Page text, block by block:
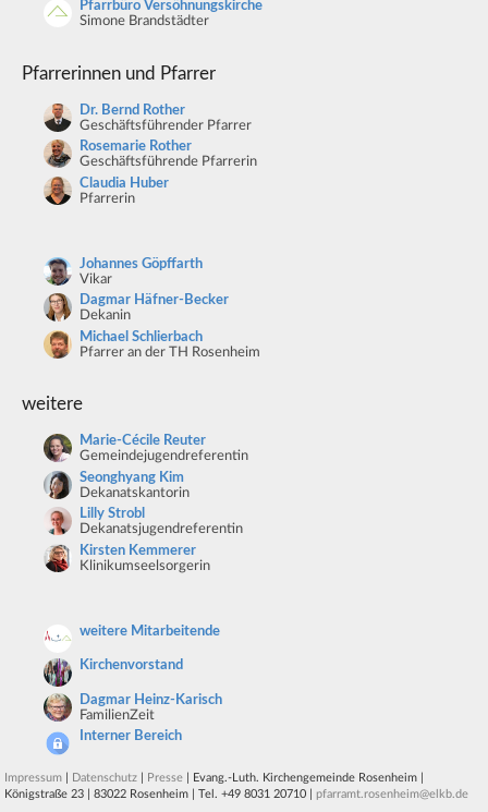
Pfarrbüro Versöhnungskirche
Simone Brandstädter
Pfarrerinnen und Pfarrer
Dr. Bernd Rother
Geschäftsführender Pfarrer
Rosemarie Rother
Geschäftsführende Pfarrerin
Claudia Huber
Pfarrerin
Johannes Göpffarth
Vikar
Dagmar Häfner-Becker
Dekanin
Michael Schlierbach
Pfarrer an der TH Rosenheim
weitere
Marie-Cécile Reuter
Gemeindejugendreferentin
Seonghyang Kim
Dekanatskantorin
Lilly Strobl
Dekanatsjugendreferentin
Kirsten Kemmerer
Klinikumseelsorgerin
weitere Mitarbeitende
Kirchenvorstand
Dagmar Heinz-Karisch
FamilienZeit
Interner Bereich
Impressum Datenschutz Presse | Evang.-Luth. Kirchengemeinde Rosenheim |
Königstraße 23 | 83022 Rosenheim | Tel. +49 8031 20710 |pfarramt.rosenheim@elkb.de